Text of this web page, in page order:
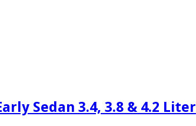
Sedan 3.4, 3.8 & 4.2 Liter